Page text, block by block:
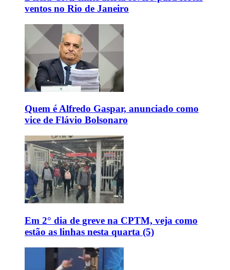
ventos no Rio de Janeiro
Quem é Alfredo Gaspar, anunciado como
vice de Flávio Bolsonaro
Em 2° dia de greve na CPTM, veja como
estão as linhas nesta quarta (5)